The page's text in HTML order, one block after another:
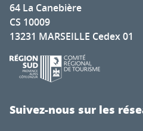
64 La Canebière
CS 10009
13231 MARSEILLE Cedex 01
Suivez-nous sur les